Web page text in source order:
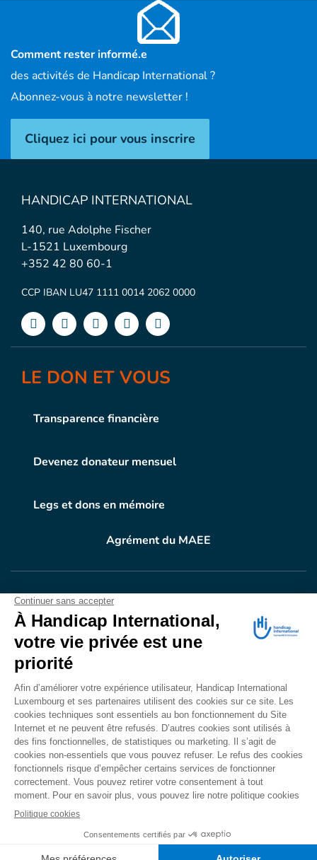
Comment rester informé.e
des activités de Handicap International ?
Abonnez-vous à notre newsletter !
Cliquez ici pour vous inscrire
HANDICAP INTERNATIONAL
140, rue Adolphe Fischer
L-1521 Luxembourg
+352 42 80 60-1
CCP IBAN LU47 1111 0014 2062 0000
LE DON ET VOUS
Transparence financière
Devenez donateur mensuel
Legs et dons en mémoire
Agrément du MAEE
VOTRE DONEN ACTION
Grâce à vous, en 2024, 604.716 personnes ont
bénéficié d’appareillage et d’activités de réadaptation.
Merci pour votre générosité.
Lire notre rapport annuel
CONTACT
Accessibilité
Mentions légales
Politique de cookies
Mécanisme d'alerte